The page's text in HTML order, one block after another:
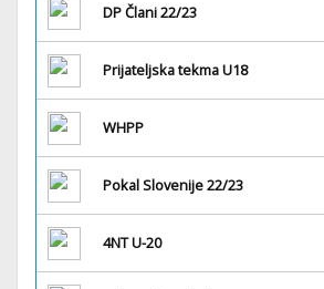
DP Člani 22/23
Prijateljska tekma U18
WHPP
Pokal Slovenije 22/23
4NT U-20